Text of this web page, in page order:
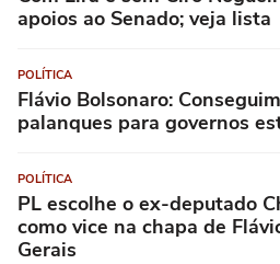
apoios ao Senado; veja lista
POLÍTICA
Flávio Bolsonaro:
palanques para governos
POLÍTICA
PL escolhe o ex-deputado
como vice na chapa de
Gerais